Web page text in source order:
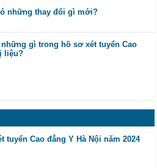
những thay đổi gì mới?
gì trong hồ sơ xét tuyển Cao
liệu?
tuyển Cao đẳng Y Hà Nội năm 2024